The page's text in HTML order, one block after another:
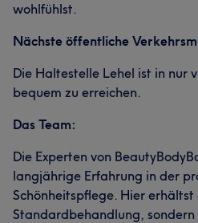
wohlfühlst.
Nächste öffentliche
Die Haltestelle Lehel ist in nur
bequem zu erreichen.
Das Team:
Die Experten von
langjährige Erfahrung in der
Schönheitspflege. Hier erhältst
Standardbehandlung,